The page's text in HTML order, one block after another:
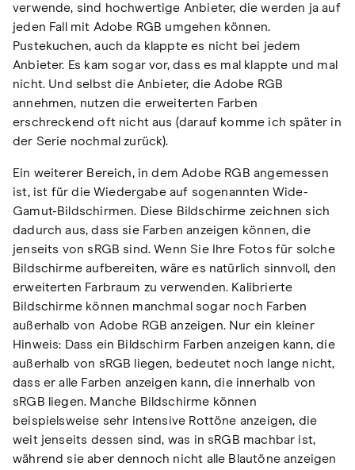
verwende, sind hochwertige Anbieter, die werden ja auf
jeden Fall mit Adobe RGB umgehen können.
Pustekuchen, auch da klappte es nicht bei jedem
Anbieter. Es kam sogar vor, dass es mal klappte und mal
nicht. Und selbst die Anbieter, die Adobe RGB
annehmen, nutzen die erweiterten Farben
erschreckend oft nicht aus (darauf komme ich später in
der Serie nochmal zurück).
Ein weiterer Bereich, in dem Adobe RGB angemessen
ist, ist für die Wiedergabe auf sogenannten Wide-
Gamut-Bildschirmen. Diese Bildschirme zeichnen sich
dadurch aus, dass sie Farben anzeigen können, die
jenseits von sRGB sind. Wenn Sie Ihre Fotos für solche
Bildschirme aufbereiten, wäre es natürlich sinnvoll, den
erweiterten Farbraum zu verwenden. Kalibrierte
Bildschirme können manchmal sogar noch Farben
außerhalb von Adobe RGB anzeigen. Nur ein kleiner
Hinweis: Dass ein Bildschirm Farben anzeigen kann, die
außerhalb von sRGB liegen, bedeutet noch lange nicht,
dass er alle Farben anzeigen kann, die innerhalb von
sRGB liegen. Manche Bildschirme können
beispielsweise sehr intensive Rottöne anzeigen, die
weit jenseits dessen sind, was in sRGB machbar ist,
während sie aber dennoch nicht alle Blautöne anzeigen